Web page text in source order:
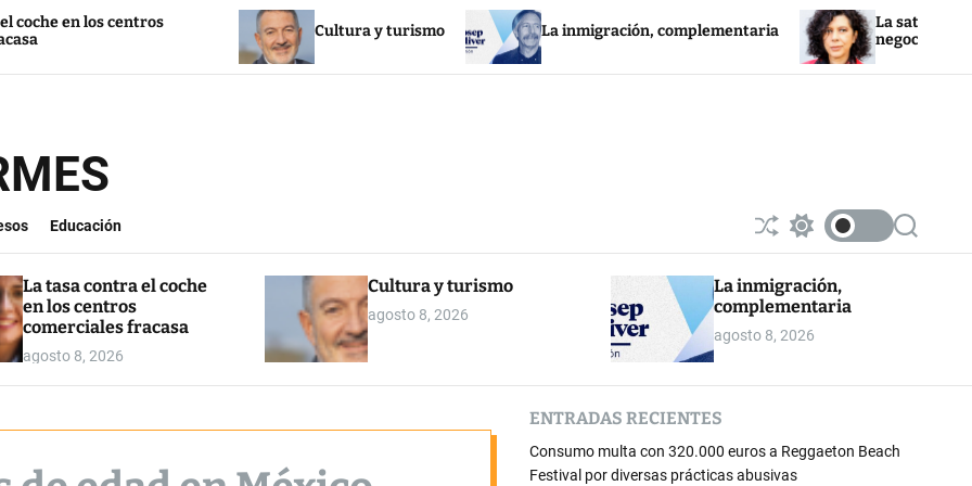
los centros
Cultura y turismo La inmigración, complementaria
La saturación de la
negocios fotovoltaicos
Educación
S
h
ff
l
S
w
t
c
c
o
d
S
e
La tasa contra el coche
en los centros
comerciales fracasa
agosto 8, 2026
Cultura y turismo
agosto 8, 2026
La inmigración,
complementaria
agosto 8, 2026
ENTRADAS RECIENTES
Consumo multa con 320.000 euros a Reggaeton Beach
Festival por diversas prácticas abusivas